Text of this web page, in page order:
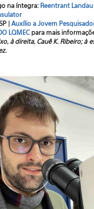
na íntegra: Reentrant
| Auxílio a Jovem
LQMECpara mais
à direita, Cauê K. Ribeiro; à